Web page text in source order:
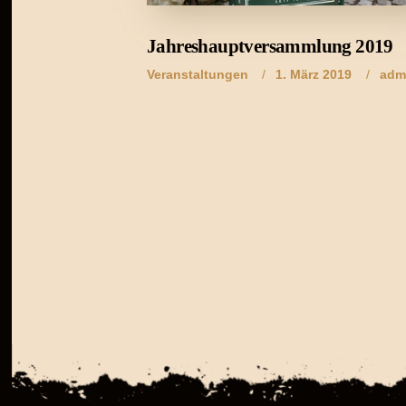
Jahreshauptversammlung 2019
Veranstaltungen 1. März 2019